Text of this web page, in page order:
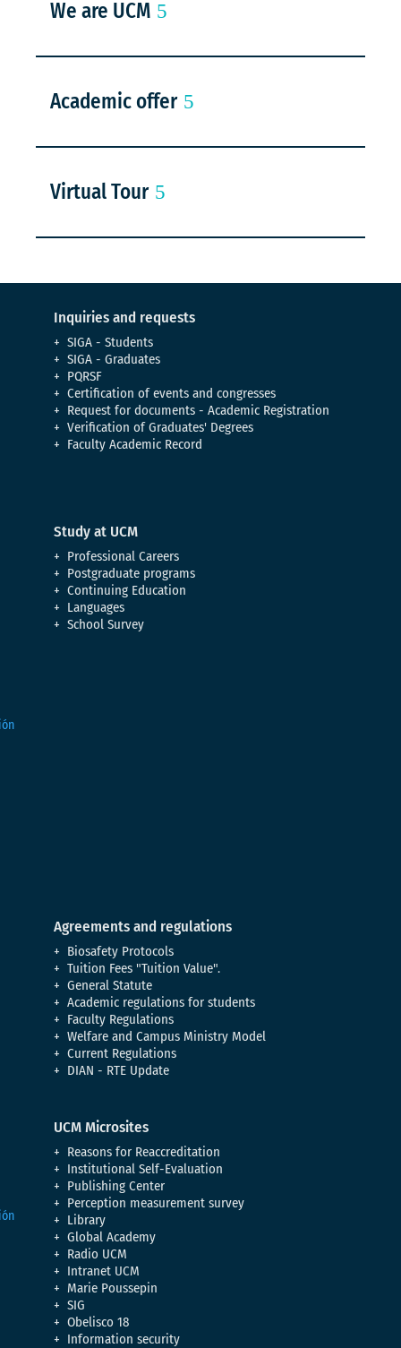
We are UCM
Academic offer
Virtual Tour
Inquiries and requests
SIGA - Students
SIGA - Graduates
PQRSF
Certification of events and congresses
Request for documents - Academic Registration
Verification of Graduates' Degrees
Faculty Academic Record
Study at UCM
Professional Careers
Postgraduate programs
Continuing Education
Languages
School Survey
Agreements and regulations
Biosafety Protocols
Tuition Fees "Tuition Value".
General Statute
Academic regulations for students
Faculty Regulations
Welfare and Campus Ministry Model
Current Regulations
DIAN - RTE Update
UCM Microsites
Reasons for Reaccreditation
Institutional Self-Evaluation
Publishing Center
Perception measurement survey
Library
Global Academy
Radio UCM
Intranet UCM
Marie Poussepin
SIG
Obelisco 18
Information security